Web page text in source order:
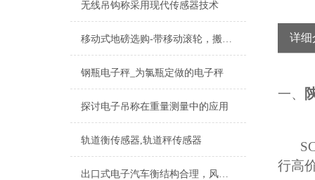
无线吊钩称采用现代传感器技术
移动式地磅选购-带移动滚轮，搬运功能
钢瓶电子秤_为氯瓶定做的电子秤
探讨电子吊称在重量测量中的应用
轨道衡传感器,轨道秤传感器
出口式电子汽车衡结构合理，风靡海外市场
详细
一、
行高